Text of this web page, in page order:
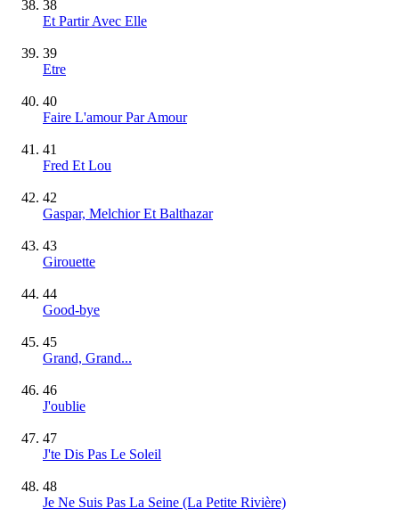
38
Et Partir Avec Elle
39
Etre
40
Faire L'amour Par Amour
41
Fred Et Lou
42
Gaspar, Melchior Et Balthazar
43
Girouette
44
Good-bye
45
Grand, Grand...
46
J'oublie
47
J'te Dis Pas Le Soleil
48
Je Ne Suis Pas La Seine (La Petite Rivière)